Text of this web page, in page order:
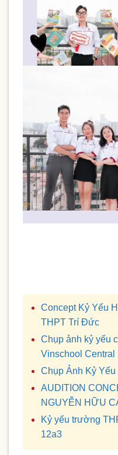
Concept Kỷ Yếu
THPT Trí Đức
Chụp ảnh kỷ yếu
Vinschool Central
Chụp Ảnh Kỷ
AUDITION
NGUYỄN HỮU
Kỷ yếu trường
12a3